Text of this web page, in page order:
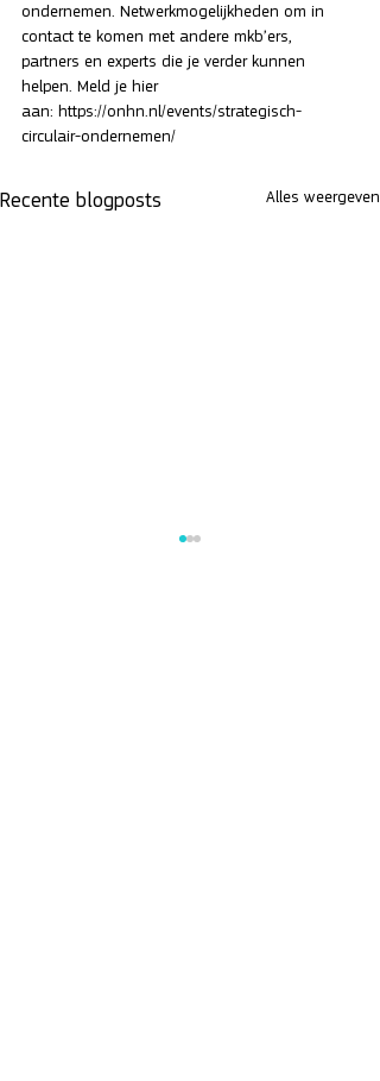
ondernemen. Netwerkmogelijkheden om in
contact te komen met andere mkb’ers,
partners en experts die je verder kunnen
helpen. Meld je hier
aan: https://onhn.nl/events/strategisch-
circulair-ondernemen/
Recente blogposts Alles weergeven